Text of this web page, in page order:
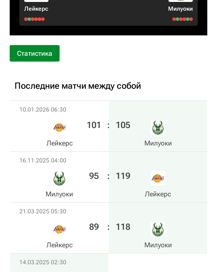
Лейкерс Милуоки
Статистика
Последние матчи между собой
10.01.2026 06:30
Лейкерс
101 : 105
Милуоки
16.11.2025 04:00
Милуоки
95 : 119
Лейкерс
21.03.2025 05:30
Лейкерс
89 : 118
Милуоки
14.03.2025 02:30